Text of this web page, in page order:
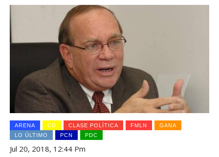
ARENA CD CLASE POLÍTICA FMLN
GANA
LO ÚLTIMO
PCN PDC
Jul 20, 2018, 12:44 Pm